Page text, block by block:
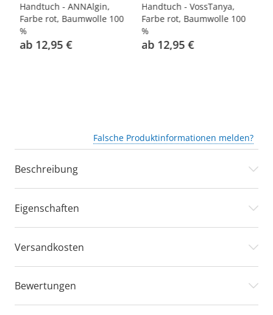
Handtuch - ANNAlgin,
Farbe rot, Baumwolle 100
%
ab 12,95 €
Handtuch - VossTanya,
Farbe rot, Baumwolle 100
%
ab 12,95 €
Falsche Produktinformationen melden?
Beschreibung
Eigenschaften
Versandkosten
Bewertungen